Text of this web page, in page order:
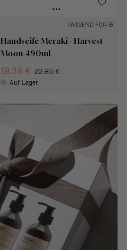
PASSEND FÜR BASE
Handseife Meraki - Harvest
Moon 490ml
19.38 € 22.80 €
Auf Lager